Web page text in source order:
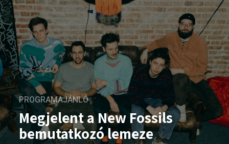
PROGRAMAJÁNLÓ
Megjelent a New Fossils
bemutatkozó lemeze